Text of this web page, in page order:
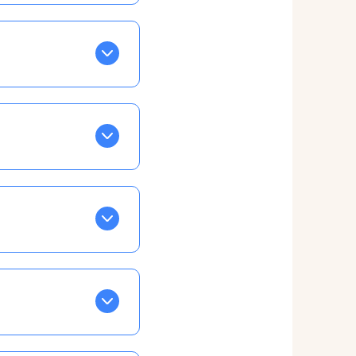
Tapez sur celle
EN VERT
la semaine, mais
ainsi vous
taux horaire
confirmations par
ce qui ne vous
à cet effet